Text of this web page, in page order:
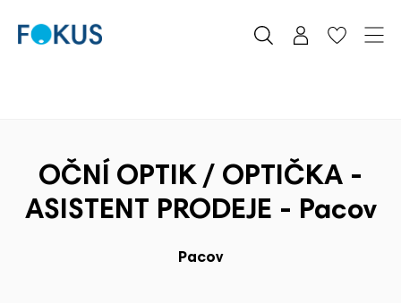
OČNÍ OPTIK / OPTIČKA -
ASISTENT PRODEJE - Pacov
Pacov